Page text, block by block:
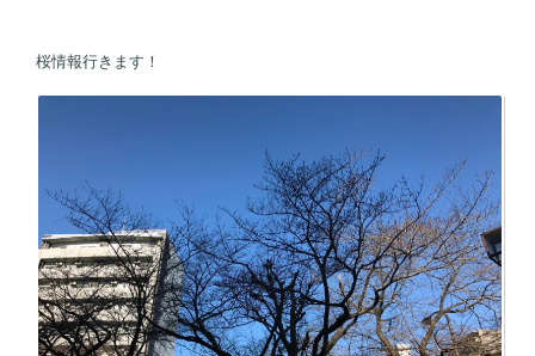
桜情報行きます！